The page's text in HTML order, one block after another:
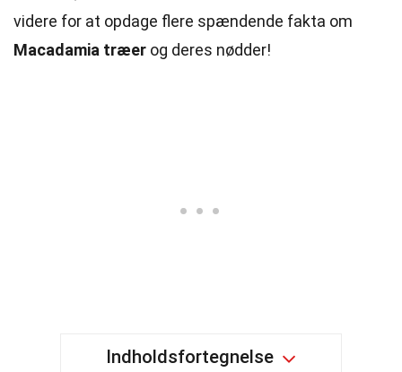
videre for at opdage flere spændende fakta om
Macadamia træer og deres nødder!
Indholdsfortegnelse